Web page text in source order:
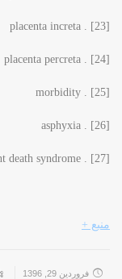
[23] . placenta increta
[24] . placenta percreta
[25] . morbidity
[26] . asphyxia
[27] . sudden infant death syndrome
منبع +
فروردین 29, 1396